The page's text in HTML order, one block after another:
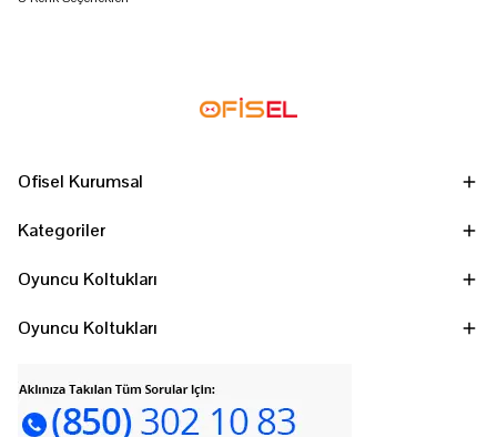
Ofisel Kurumsal
Kategoriler
Oyuncu Koltukları
Oyuncu Koltukları